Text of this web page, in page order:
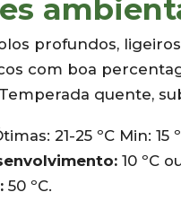
profundos,
com boa
Temperada quente,
21-25 ºC Min: 15
10 ºC
50 ºC.